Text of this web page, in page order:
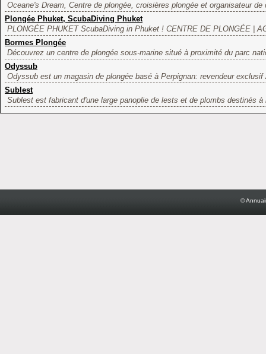
Oceane's Dream, Centre de plongée, croisières plongée et organisateur
Plongée Phuket, ScubaDiving Phuket
PLONGÉE PHUKET ScubaDiving in Phuket ! CENTRE DE PLONGÉE |
Bormes Plongée
Découvrez un centre de plongée sous-marine situé à proximité du parc
Odyssub
Odyssub est un magasin de plongée basé à Perpignan: revendeur
Sublest
Sublest est fabricant d'une large panoplie de lests et de plombs destinés à
©